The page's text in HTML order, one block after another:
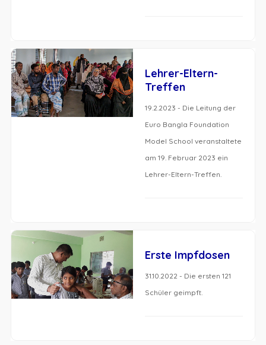
Lehrer-Eltern-
Treffen
19.2.2023 - Die Leitung der
Euro Bangla Foundation
Model School veranstaltete
am 19. Februar 2023 ein
Lehrer-Eltern-Treffen.
Erste Impfdosen
31.10.2022 - Die ersten 121
Schüler geimpft.